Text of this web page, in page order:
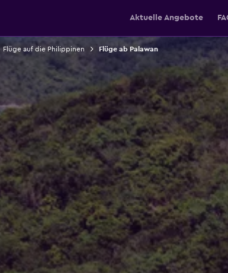
Aktuelle Angebote
Flüge auf die Philippinen Flüge ab Palawan